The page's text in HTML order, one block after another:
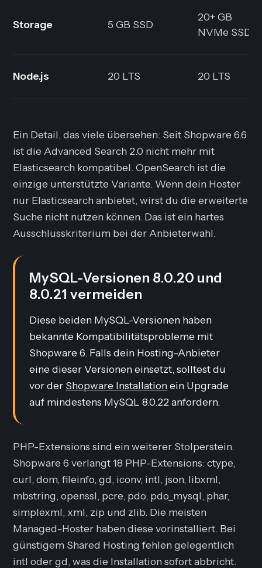
Storage 5 GB SSD
20+ GB
NVMe SSD
Node.js 20 LTS 20 LTS
Ein Detail, das viele übersehen: Seit Shopware 6.6
ist die Advanced Search 2.0 nicht mehr mit
Elasticsearch kompatibel. OpenSearch ist die
einzige unterstützte Variante. Wenn dein Hoster
nur Elasticsearch anbietet, wirst du die erweiterte
Suche nicht nutzen können. Das ist ein hartes
Ausschlusskriterium bei der Anbieterwahl.
MySQL-Versionen 8.0.20 und
8.0.21 vermeiden
Diese beiden MySQL-Versionen haben
bekannte Kompatibilitätsprobleme mit
Shopware 6. Falls dein Hosting-Anbieter
eine dieser Versionen einsetzt, solltest du
vor der Shopware Installationein Upgrade
auf mindestens MySQL 8.0.22 anfordern.
PHP-Extensions sind ein weiterer Stolperstein.
Shopware 6 verlangt 18 PHP-Extensions: ctype,
curl, dom, fileinfo, gd, iconv, intl, json, libxml,
mbstring, openssl, pcre, pdo, pdo_mysql, phar,
simplexml, xml, zip und zlib. Die meisten
Managed-Hoster haben diese vorinstalliert. Bei
günstigem Shared Hosting fehlen gelegentlich
intl oder gd, was die Installation sofort abbricht.